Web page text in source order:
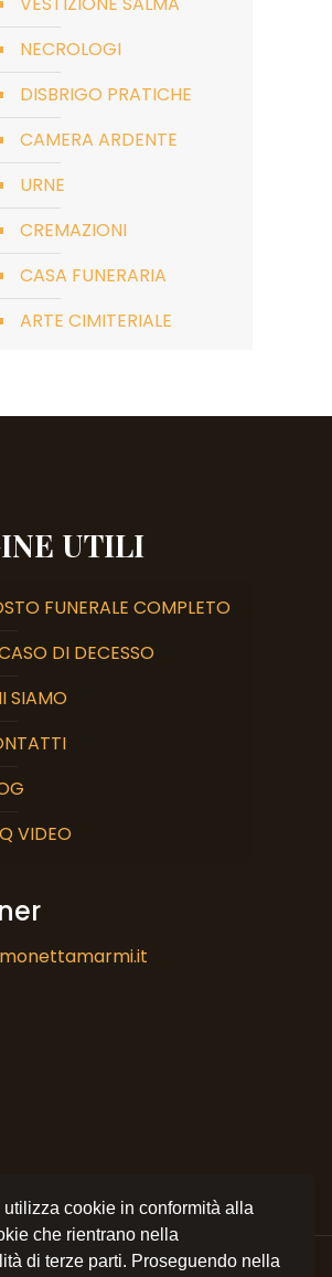
utilizza cookie in conformità alla
che rientrano nella
di terze parti. Proseguendo nella
NECROLOGI
DISBRIGO PRATICHE
CAMERA ARDENTE
URNE
CREMAZIONI
CASA FUNERARIA
ARTE CIMITERIALE
UTILI
FUNERALE COMPLETO
DI DECESSO
SIAMO
VIDEO